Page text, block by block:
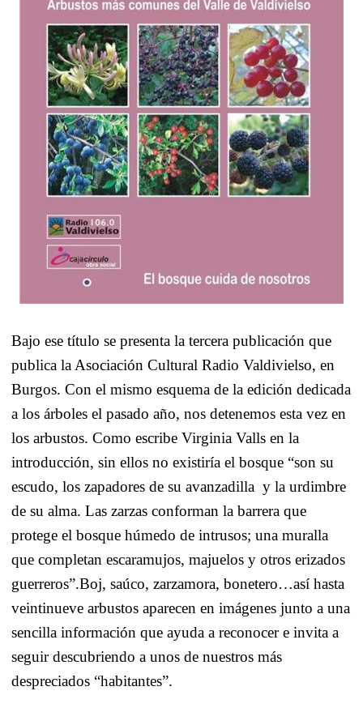
Bajo ese título se presenta la tercera publicación que
publica la Asociación Cultural Radio Valdivielso, en
Burgos. Con el mismo esquema de la edición dedicada
a los árboles el pasado año, nos detenemos esta vez en
los arbustos. Como escribe Virginia Valls en la
introducción, sin ellos no existiría el bosque “son su
escudo, los zapadores de su avanzadilla y la urdimbre
de su alma. Las zarzas conforman la barrera que
protege el bosque húmedo de intrusos; una muralla
que completan escaramujos, majuelos y otros erizados
guerreros”.Boj, saúco, zarzamora, bonetero…así hasta
veintinueve arbustos aparecen en imágenes junto a una
sencilla información que ayuda a reconocer e invita a
seguir descubriendo a unos de nuestros más
despreciados “habitantes”.